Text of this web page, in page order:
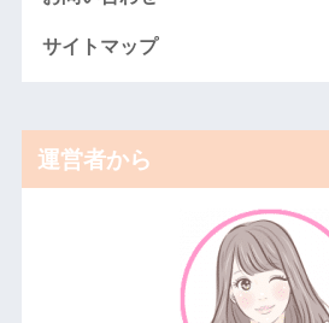
サイトマップ
運営者から